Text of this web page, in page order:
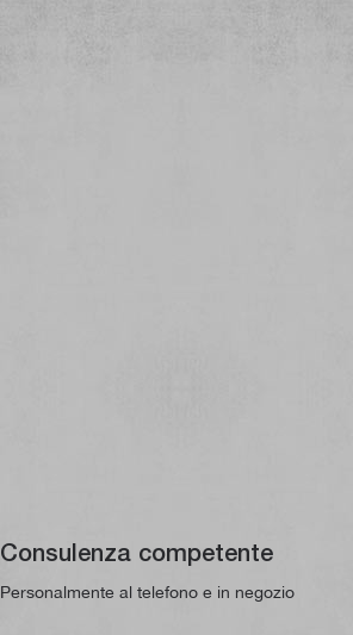
Consulenza competente
Personalmente al telefono e in negozio